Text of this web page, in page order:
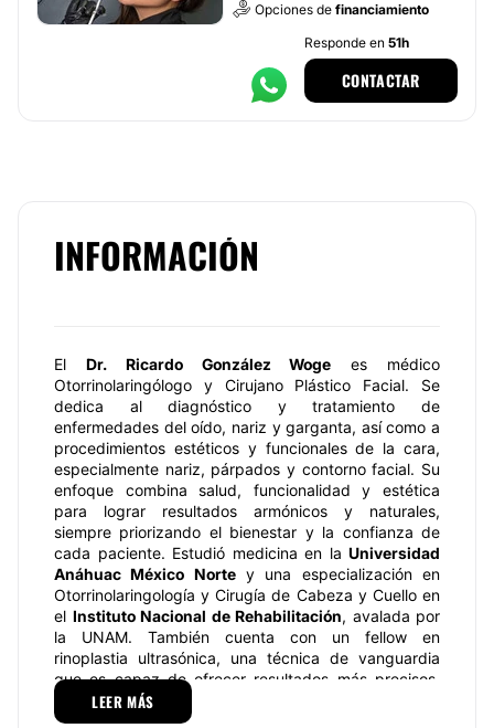
Opciones de financiamiento
Responde en 51h
CONTACTAR
INFORMACIÓN
El Dr. Ricardo González Woge es médico
Otorrinolaringólogo y Cirujano Plástico Facial. Se
dedica al diagnóstico y tratamiento de
enfermedades del oído, nariz y garganta, así como a
procedimientos estéticos y funcionales de la cara,
especialmente nariz, párpados y contorno facial. Su
enfoque combina salud, funcionalidad y estética
para lograr resultados armónicos y naturales,
siempre priorizando el bienestar y la confianza de
cada paciente. Estudió medicina en la Universidad
Anáhuac México Nortey una especialización en
Otorrinolaringología y Cirugía de Cabeza y Cuello en
el Instituto Nacional de Rehabilitación, avalada por
la UNAM. También cuenta con un fellow en
rinoplastia ultrasónica, una técnica de vanguardia
que es capaz de ofrecer resultados más precisos,
naturales y con una recuperación más rápida.
LEER MÁS